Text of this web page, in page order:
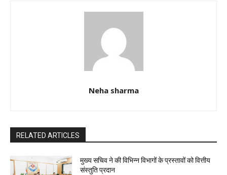
Neha sharma
RELATED ARTICLES
मुख्य सचिव ने की विभिन्न विभागों के प्रस्तावों को वित्तीय
संस्तुति प्रदान